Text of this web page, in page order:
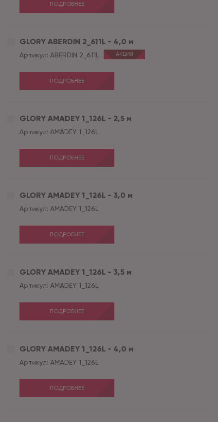
ПОДРОБНЕЕ
GLORY ABERDIN 2_611L - 4,0 м
Артикул: ABERDIN 2_611L АКЦИЯ
ПОДРОБНЕЕ
GLORY AMADEY 1_126L - 2,5 м
Артикул: AMADEY 1_126L
ПОДРОБНЕЕ
GLORY AMADEY 1_126L - 3,0 м
Артикул: AMADEY 1_126L
ПОДРОБНЕЕ
GLORY AMADEY 1_126L - 3,5 м
Артикул: AMADEY 1_126L
ПОДРОБНЕЕ
GLORY AMADEY 1_126L - 4,0 м
Артикул: AMADEY 1_126L
ПОДРОБНЕЕ